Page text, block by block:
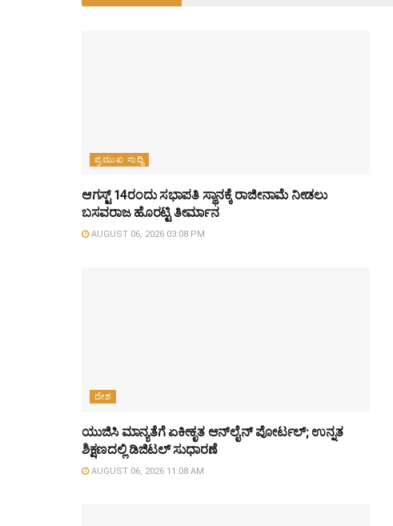
ಪ್ರಮುಖ ಸುದ್ದಿ
ಆಗಸ್ಟ್‌ 14ರಂದು ಸಭಾಪತಿ ಸ್ಥಾನಕ್ಕೆ ರಾಜೀನಾಮೆ ನೀಡಲು
ಬಸವರಾಜ ಹೊರಟ್ಟಿ ತೀರ್ಮಾನ
AUGUST 06, 2026 03:08 PM
ದೇಶ
ಯುಜಿಸಿ ಮಾನ್ಯತೆಗೆ ಏಕೀಕೃತ ಆನ್‌ಲೈನ್ ಪೋರ್ಟಲ್; ಉನ್ನತ
ಶಿಕ್ಷಣದಲ್ಲಿ ಡಿಜಿಟಲ್ ಸುಧಾರಣೆ
AUGUST 06, 2026 11:08 AM